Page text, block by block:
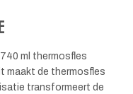
ml thermosfles
maakt de thermosfles
transformeert de